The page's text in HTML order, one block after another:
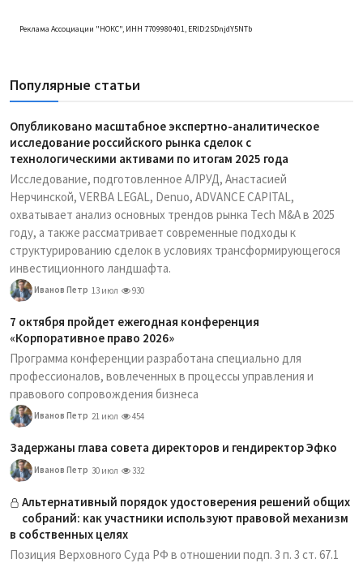
Реклама Ассоциации "НОКС", ИНН 7709980401, ERID:2SDnjdY5NTb
Популярные статьи
Опубликовано масштабное экспертно-аналитическое
исследование российского рынка сделок с
технологическими активами по итогам 2025 года
Исследование, подготовленное АЛРУД, Анастасией
Нерчинской, VERBA LEGAL, Denuo, ADVANCE CAPITAL,
охватывает анализ основных трендов рынка Tech M&A в 2025
году, а также рассматривает современные подходы к
структурированию сделок в условиях трансформирующегося
инвестиционного ландшафта.
Иванов Петр 13 июл 930
7 октября пройдет ежегодная конференция
«Корпоративное право 2026»
Программа конференции разработана специально для
профессионалов, вовлеченных в процессы управления и
правового сопровождения бизнеса
Иванов Петр 21 июл 454
Задержаны глава совета директоров и гендиректор Эфко
Иванов Петр 30 июл 332
Альтернативный порядок удостоверения решений общих
собраний: как участники используют правовой механизм
в собственных целях
Позиция Верховного Суда РФ в отношении подп. 3 п. 3 ст. 67.1